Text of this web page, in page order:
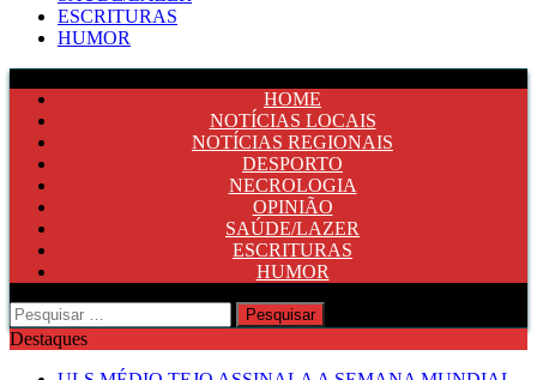
ESCRITURAS
HUMOR
HOME
NOTÍCIAS LOCAIS
NOTÍCIAS REGIONAIS
DESPORTO
NECROLOGIA
OPINIÃO
SAÚDE/LAZER
ESCRITURAS
HUMOR
Pesquisar
por:
Destaques